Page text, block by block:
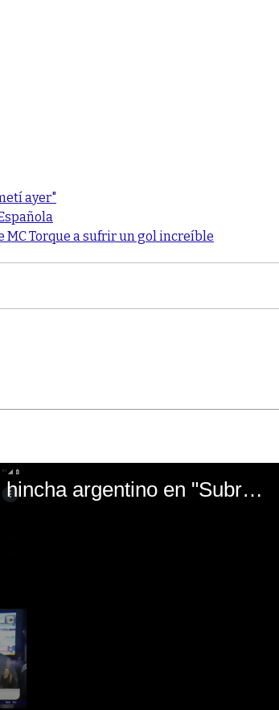
ayer"
MC Torque a sufrir un gol increíble
El mal momento de Yanina Gasañol con un hincha argentino en "Subrayado"